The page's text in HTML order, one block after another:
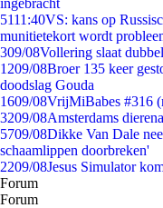
ingebracht
5111:40VS: kans op
munitietekort wordt
309/08Vollering slaat
1209/08Broer 135 keer
doodslag Gouda
1609/08VrijMiBabes #316
3209/08Amsterdams
5709/08Dikke Van Dale
schaamlippen doorbreken'
2209/08Jesus Simulator
Forum
Forum